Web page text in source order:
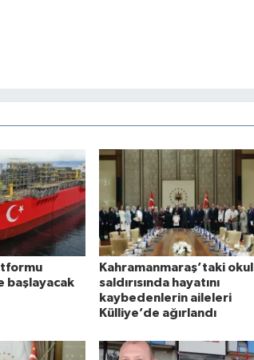
başlayacak
Kahramanmaraş’taki okul
saldırısında hayatını
kaybedenlerin aileleri
Külliye’de ağırlandı